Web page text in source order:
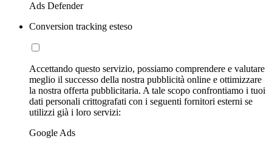
Ads Defender
Conversion tracking esteso
Accettando questo servizio, possiamo comprendere e valutare
meglio il successo della nostra pubblicità online e ottimizzare
la nostra offerta pubblicitaria. A tale scopo confrontiamo i tuoi
dati personali crittografati con i seguenti fornitori esterni se
utilizzi già i loro servizi:
Google Ads